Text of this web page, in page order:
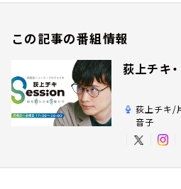
この記事の番組情報
荻上チキ
荻上チキ/
音子